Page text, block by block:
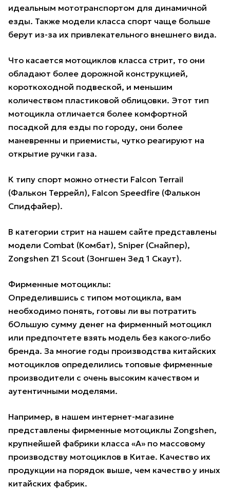
идеальным мототранспортом для динамичной
езды. Также модели класса спорт чаще больше
берут из-за их привлекательного внешнего вида.
Что касается мотоциклов класса стрит, то они
обладают более дорожной конструкцией,
короткоходной подвеской, и меньшим
количеством пластиковой облицовки. Этот тип
мотоцикла отличается более комфортной
посадкой для езды по городу, они более
маневренны и приемисты, чутко реагируют на
открытие ручки газа.
К типу спорт можно отнести Falcon Terrail
(Фалькон Террейл), Falcon Speedfire (Фалькон
Спидфайер).
В категории стрит на нашем сайте представлены
модели Combat (Комбат), Sniper (Снайпер),
Zongshen Z1 Scout (Зонгшен Зед 1 Скаут).
Фирменные мотоциклы:
Определившись с типом мотоцикла, вам
необходимо понять, готовы ли вы потратить
бОльшую сумму денег на фирменный мотоцикл
или предпочтете взять модель без какого-либо
бренда. За многие годы производства китайских
мотоциклов определились топовые фирменные
производители с очень высоким качеством и
аутентичными моделями.
Например, в нашем интернет-магазине
представлены фирменные мотоциклы Zongshen,
крупнейшей фабрики класса «А» по массовому
производству мотоциклов в Китае. Качество их
продукции на порядок выше, чем качество у иных
китайских фабрик.